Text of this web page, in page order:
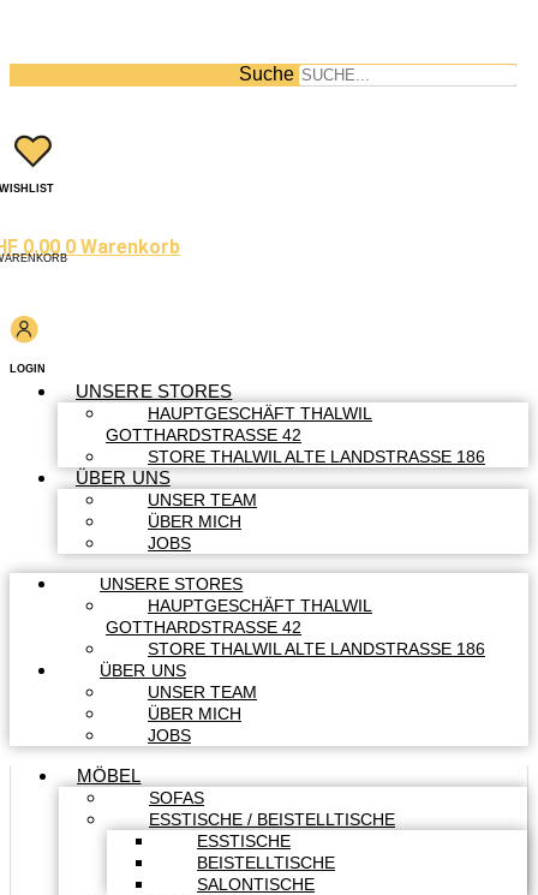
Suche
WISHLIST
0.00 0 Warenkorb
LOGIN
UNSERE STORES
HAUPTGESCHÄFT THALWIL
GOTTHARDSTRASSE 42
STORE THALWIL ALTE LANDSTRASSE 186
ÜBER UNS
UNSER TEAM
ÜBER MICH
JOBS
UNSERE STORES
HAUPTGESCHÄFT THALWIL
GOTTHARDSTRASSE 42
STORE THALWIL ALTE LANDSTRASSE 186
ÜBER UNS
UNSER TEAM
ÜBER MICH
JOBS
MÖBEL
SOFAS
ESSTISCHE / BEISTELLTISCHE
ESSTISCHE
BEISTELLTISCHE
SALONTISCHE